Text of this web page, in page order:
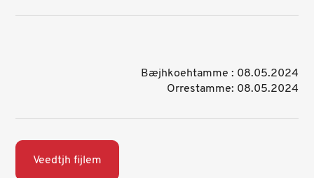
Bæjhkoehtamme : 08.05.2024
Orrestamme: 08.05.2024
Veedtjh fijlem